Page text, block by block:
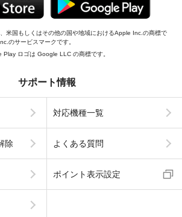
米国もしくはその他の国や地域におけるApple Inc.の商標で
のサービスマークです。
ロゴは Google LLC の商標です。
サポート情報
対応機種一覧
除 よくある質問
ポイント表示設定